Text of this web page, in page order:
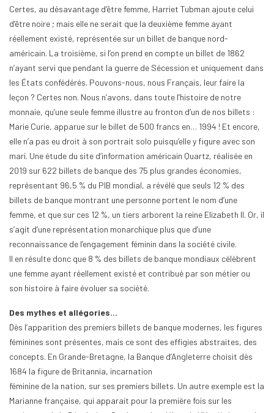
Certes, au désavantage d’être femme, Harriet Tubman ajoute celui
d’être noire ; mais elle ne serait que la deuxième femme ayant
réellement existé, représentée sur un billet de banque nord-
américain. La troisième, si l’on prend en compte un billet de 1862
n’ayant servi que pendant la guerre de Sécession et uniquement dans
les États confédérés. Pouvons-nous, nous Français, leur faire la
leçon ? Certes non. Nous n’avons, dans toute l’histoire de notre
monnaie, qu’une seule femme illustre au fronton d’un de nos billets :
Marie Curie, apparue sur le billet de 500 francs en… 1994 ! Et encore,
elle n’a pas eu droit à son portrait solo puisqu’elle y figure avec son
mari. Une étude du site d’information américain Quartz, réalisée en
2019 sur 622 billets de banque des 75 plus grandes économies,
représentant 96,5 % du PIB mondial, a révélé que seuls 12 % des
billets de banque montrant une personne portent le nom d’une
femme, et que sur ces 12 %, un tiers arborent la reine Elizabeth II. Or, il
s’agit d’une représentation monarchique plus que d’une
reconnaissance de l’engagement féminin dans la société civile.
Il en résulte donc que 8 % des billets de banque mondiaux célèbrent
une femme ayant réellement existé et contribué par son métier ou
son histoire à faire évoluer sa société.
Des mythes et allégories…
Dès l’apparition des premiers billets de banque modernes, les figures
féminines sont présentes, mais ce sont des effigies abstraites, des
concepts. En Grande-Bretagne, la Banque d’Angleterre choisit dès
1684 la figure de Britannia, incarnation
féminine de la nation, sur ses premiers billets. Un autre exemple est la
Marianne française, qui apparait pour la première fois sur les